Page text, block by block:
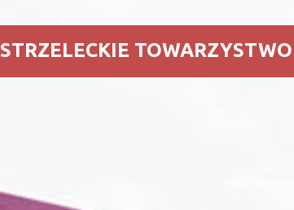
STRZELECKIE